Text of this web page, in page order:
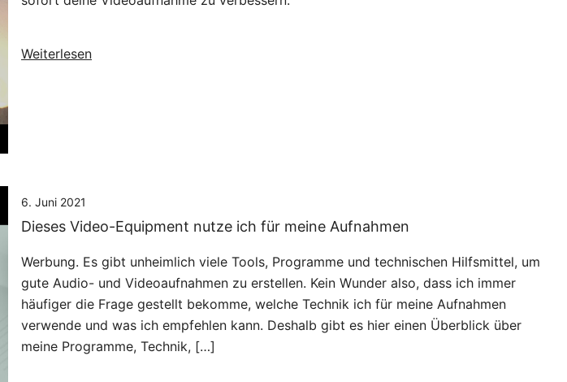
Weiterlesen
6. Juni 2021
Dieses Video-Equipment nutze ich für meine Aufnahmen
Werbung. Es gibt unheimlich viele Tools, Programme und technischen Hilfsmittel, um
gute Audio- und Videoaufnahmen zu erstellen. Kein Wunder also, dass ich immer
häufiger die Frage gestellt bekomme, welche Technik ich für meine Aufnahmen
verwende und was ich empfehlen kann. Deshalb gibt es hier einen Überblick über
meine Programme, Technik, […]